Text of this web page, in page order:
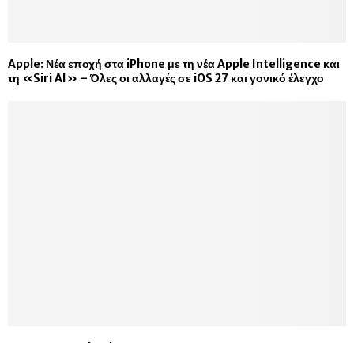
Apple: Νέα εποχή στα iPhone με τη νέα Apple Intelligence και
τη «Siri AI» – Όλες οι αλλαγές σε iOS 27 και γονικό έλεγχο